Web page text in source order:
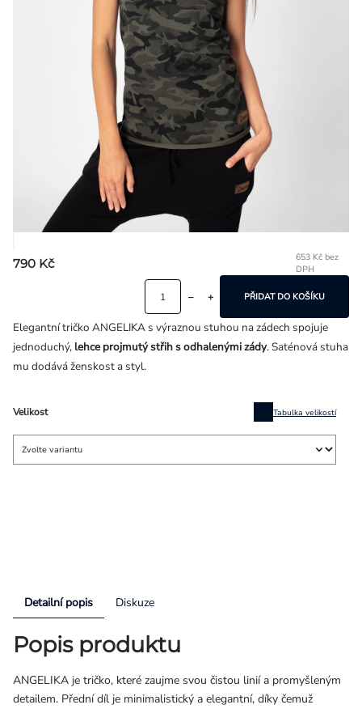
790 Kč
653 Kč bez
DPH
Velikost Tabulka velikostí
PŘIDAT DO KOŠÍKU
Elegantní tričko ANGELIKA s výraznou stuhou na zádech spojuje
jednoduchý, lehce projmutý střih s odhalenými zády. Saténová stuha
mu dodává ženskost a styl.
Detailní popis Diskuze
Popis produktu
ANGELIKA je tričko, které zaujme svou čistou linií a promyšleným
detailem. Přední díl je minimalistický a elegantní, díky čemuž